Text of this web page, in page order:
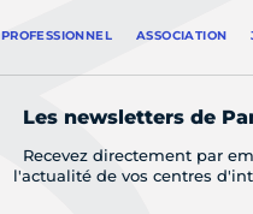
PROFESSIONNEL ASSOCIATION
Les newsletters de
Recevez directement par
l'actualité de vos centres